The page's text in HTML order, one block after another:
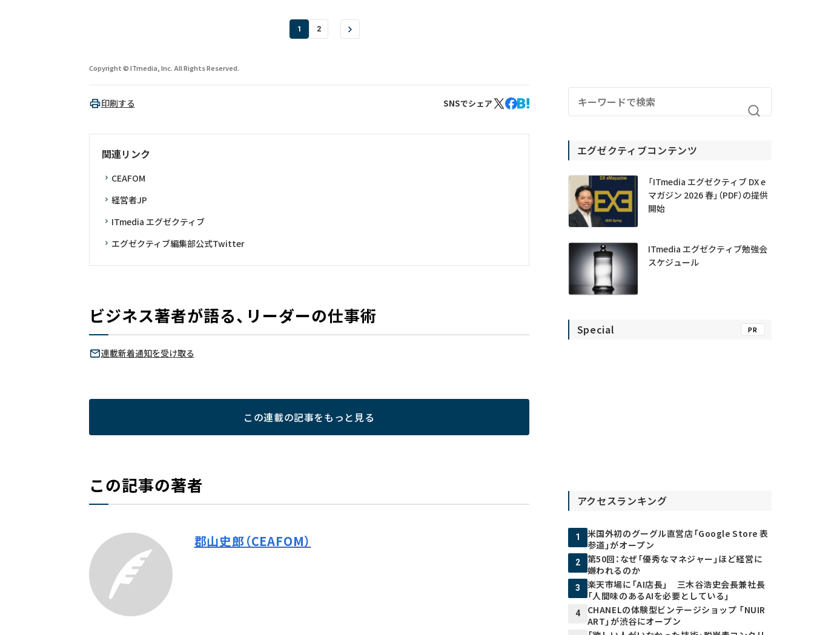
1 2
Copyright © ITmedia, Inc. All Rights Reserved.
印刷する SNSでシェア
関連リンク
CEAFOM
経営者JP
ITmedia エグゼクティブ
エグゼクティブ編集部公式Twitter
ビジネス著者が語る、リーダーの仕事術
連載新着通知を受け取る
この連載の記事をもっと見る
この記事の著者
郡山史郎（CEAFOM）
エグゼクティブコンテンツ
「ITmedia エグゼクティブ DX e
マガジン 2026 春」（PDF）の提供
開始
ITmedia エグゼクティブ勉強会
スケジュール
Special PR
アクセスランキング
1
米国外初のグーグル直営店「Google Store 表
参道」がオープン
2
第50回：なぜ「優秀なマネジャー」ほど経営に
嫌われるのか
3
楽天市場に「AI店長」 三木谷浩史会長兼社長
「人間味のあるAIを必要としている」
4
CHANELの体験型ビンテージショップ 「NUIR
ART」が渋谷にオープン